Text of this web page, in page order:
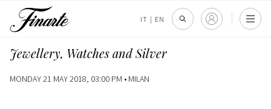
IT | EN
Jewellery, Watches and Silver
MONDAY 21 MAY 2018, 03:00 PM • MILAN